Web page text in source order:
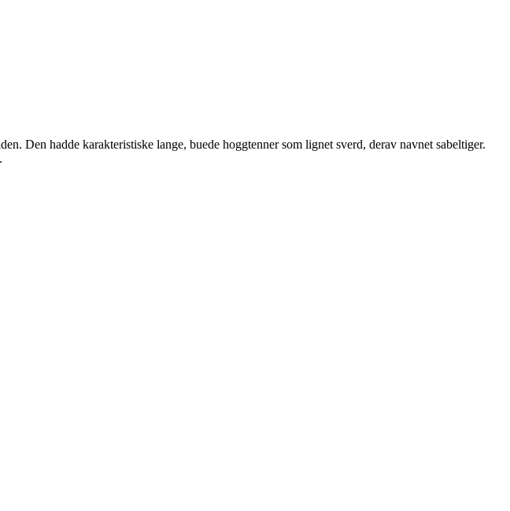
Den hadde karakteristiske lange, buede hoggtenner som lignet sverd, derav navnet sabeltiger.